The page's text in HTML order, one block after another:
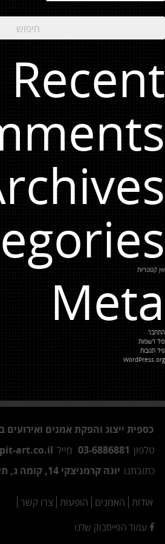
Recent
אין קטגוריות
Meta
התחבר
פיד רשומות
פיד תגובות
WordPress.org
כספית ייצוג והפקת אמנים ואירועים
טלפון 03-6886881 מייל art.co.il
כתובתנו יונה קרמניצקי 14, קומה ג, תל אביב.
אודות האמנים הופעות צרו קשר
עמוד הפייסבוק שלנו